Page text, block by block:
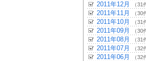
2011年12月 （31
2011年11月 （30
2011年10月 （31
2011年09月 （30
2011年08月 （31
2011年07月 （32
2011年06月 （32